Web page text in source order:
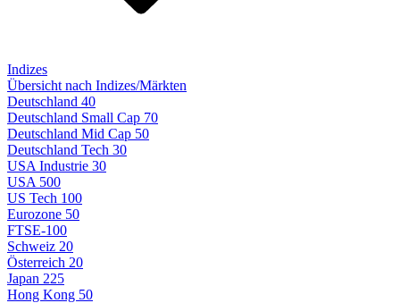
Indizes
Übersicht nach Indizes/Märkten
Deutschland 40
Deutschland Small Cap 70
Deutschland Mid Cap 50
Deutschland Tech 30
USA Industrie 30
USA 500
US Tech 100
Eurozone 50
FTSE-100
Schweiz 20
Österreich 20
Japan 225
Hong Kong 50